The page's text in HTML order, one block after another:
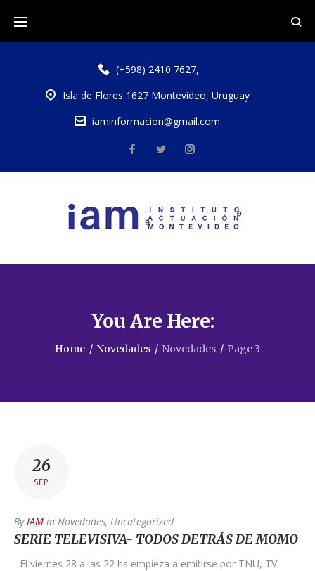
(+598) 2410 7627,
Isla de Flores 1627 Montevideo, Uruguay
iaminformacion@gmail.com
You Are Here:
Home / Novedades / Novedades / Page 3
26
SEP
ByIAM in Novedades, Uncategorized
SERIE TELEVISIVA- TODOS DETRÁS DE MOMO
El viernes 28 a las 22 hs empieza a emitirse por TNU, TV